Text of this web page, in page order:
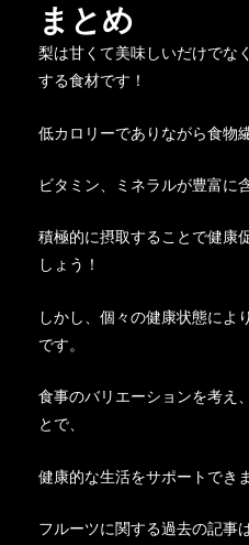
まとめ
梨は甘くて美味しいだけでな
する食材です！
低カロリーでありながら食物
ビタミン、ミネラルが豊富に
積極的に摂取することで健康
しょう！
しかし、個々の健康状態によ
です。
食事のバリエーションを考え
とで、
健康的な生活をサポートでき
フルーツに関する過去の記事